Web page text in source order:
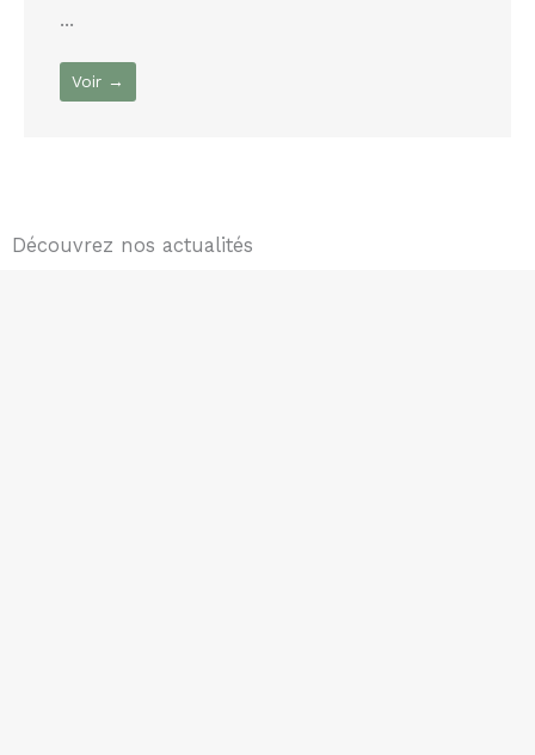
...
Voir →
Découvrez nos actualités